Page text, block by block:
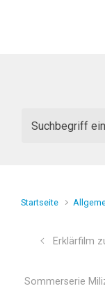
Startseite
Erklärfilm
Sommerserie